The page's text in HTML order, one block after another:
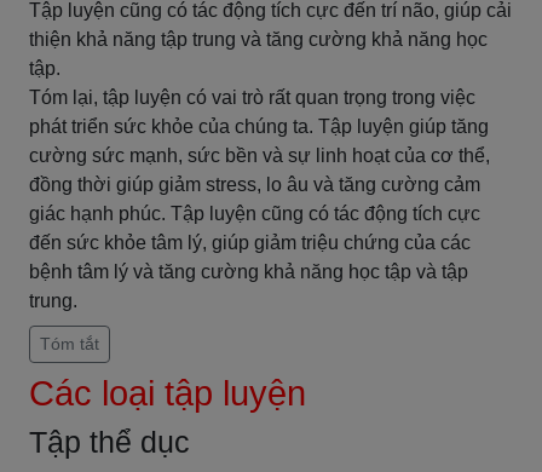
Tập luyện cũng có tác động tích cực đến trí não, giúp cải
thiện khả năng tập trung và tăng cường khả năng học
tập.
Tóm lại, tập luyện có vai trò rất quan trọng trong việc
phát triển sức khỏe của chúng ta. Tập luyện giúp tăng
cường sức mạnh, sức bền và sự linh hoạt của cơ thể,
đồng thời giúp giảm stress, lo âu và tăng cường cảm
giác hạnh phúc. Tập luyện cũng có tác động tích cực
đến sức khỏe tâm lý, giúp giảm triệu chứng của các
bệnh tâm lý và tăng cường khả năng học tập và tập
trung.
Tóm tắt
Các loại tập luyện
Tập thể dục